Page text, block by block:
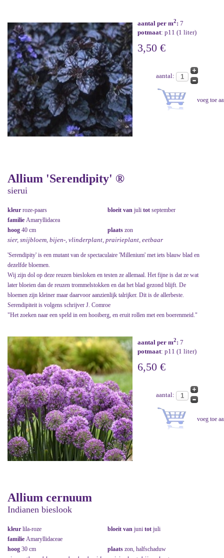
aantal per m2: 7
potmaat: p11 (1 liter)
3,50 €
aantal:
Allium 'Serendipity' ®
sierui
kleur roze-paars bloeit van juli tot september
familie Amaryllidacea
hoog 40 cm plaats zon
sier, snijbloem, bijen-, vlinderplant, prairieplant, eetbaar
'Serendipity' is een mutant van de spectaculaire 'Millenium' met iets blauw blad en
dezelfde bloemen.
Wij zijn dol op deze reuzen biesloken en testen ze allemaal. Het fijne is dat ze wat
later bloeien dan de reuzen trommelstokken en dat het blad gezond blijft. De
bloemen zijn kleiner maar daarvoor aanzienlijk talrijker. Dit is de allerbeste.
Serendipiteit is volgens schrijver J. Comroe
"Het zoeken naar een speld in een hooiberg, en eruit rollen met een boerenmeid."
aantal per m2: 7
potmaat: p11 (1 liter)
6,50 €
aantal:
Allium cernuum
Indianen bieslook
kleur lila-roze bloeit van juni tot juli
familie Amaryllidaceae
hoog 30 cm plaats zon, halfschaduw